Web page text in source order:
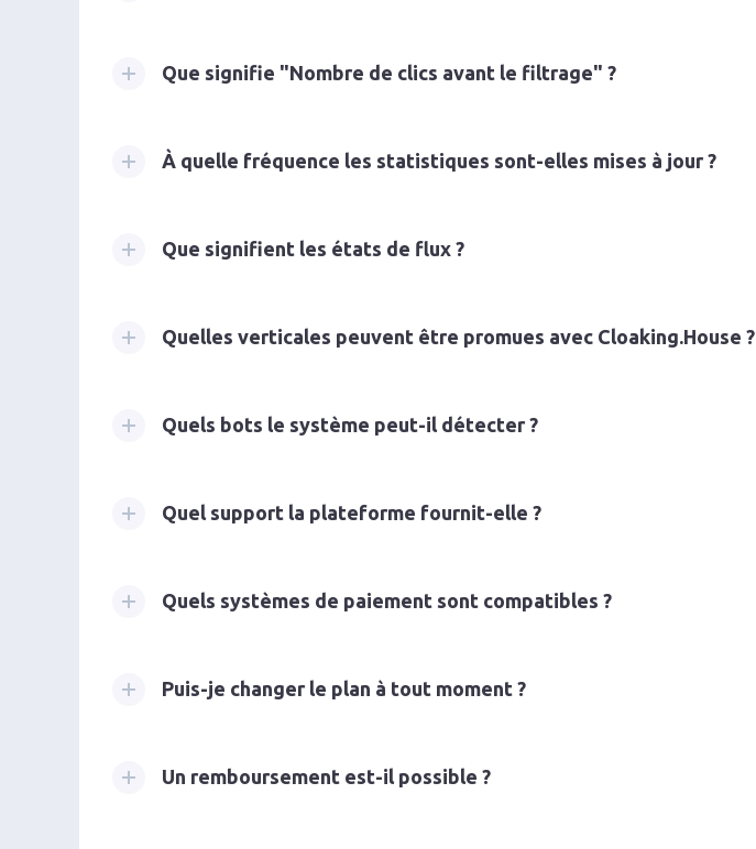
Que signifie "Nombre de clics avant le filtrage" ?
À quelle fréquence les statistiques sont-elles mises à jour ?
Que signifient les états de flux ?
Quelles verticales peuvent être promues avec Cloaking.House ?
Quels bots le système peut-il détecter ?
Quel support la plateforme fournit-elle ?
Quels systèmes de paiement sont compatibles ?
Puis-je changer le plan à tout moment ?
Un remboursement est-il possible ?